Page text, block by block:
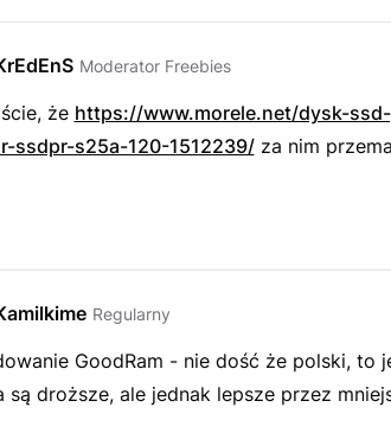
Moderator Freebies
że https://www.morele.net/dysk-
ssdpr-s25a-120-1512239/za nim
Regularny
GoodRam - nie dość że polski, to
są droższe, ale jednak lepsze przez